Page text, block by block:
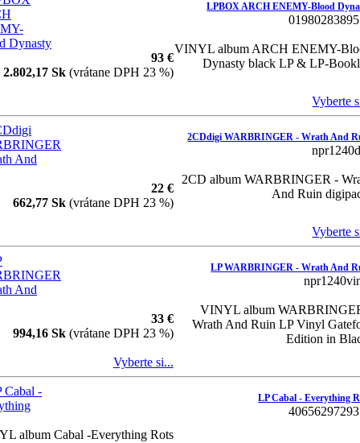
LPBOX ARCH ENEMY-Blood
VINYL album ARCH ENEMY-
Dynasty black LP & LP-
93 €
2.802,17 Sk(vrátane DPH 23 %)
Vyberte
2CDdigi WARBRINGER - Wrath And
2CD album WARBRINGER -
And Ruin
22 €
662,77 Sk(vrátane DPH 23 %)
Vyberte
LP WARBRINGER - Wrath And
VINYL album
Wrath And Ruin LP Vinyl
Edition in
33 €
994,16 Sk(vrátane DPH 23 %)
Vyberte si...
LP Cabal - Everything
album Cabal -Everything Rots